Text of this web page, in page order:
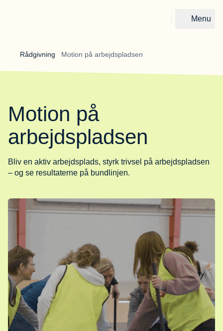
Menu
Rådgivning Motion på arbejdspladsen
Motion på
arbejdspladsen
Bliv en aktiv arbejdsplads, styrk trivsel på arbejdspladsen
– og se resultaterne på bundlinjen.